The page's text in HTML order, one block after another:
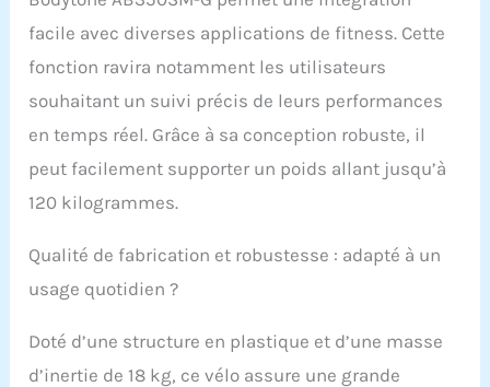
facile avec diverses applications de fitness. Cette
fonction ravira notamment les utilisateurs
souhaitant un suivi précis de leurs performances
en temps réel. Grâce à sa conception robuste, il
peut facilement supporter un poids allant jusqu’à
120 kilogrammes.
Qualité de fabrication et robustesse : adapté à un
usage quotidien ?
Doté d’une structure en plastique et d’une masse
d’inertie de 18 kg, ce vélo assure une grande